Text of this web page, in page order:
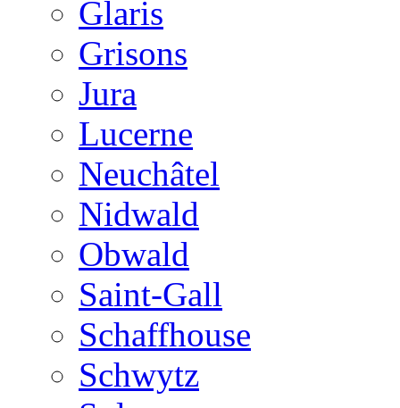
Glaris
Grisons
Jura
Lucerne
Neuchâtel
Nidwald
Obwald
Saint-Gall
Schaffhouse
Schwytz